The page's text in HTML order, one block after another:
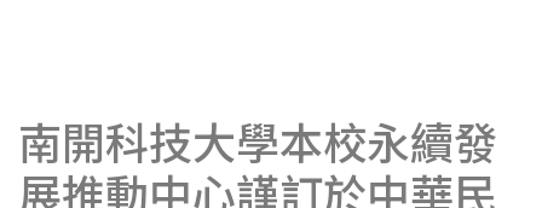
南開科技大學本校永續發
展推動中心謹訂於中華民